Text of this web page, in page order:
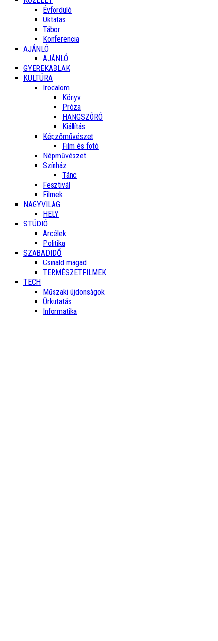
Évforduló
Oktatás
Tábor
Konferencia
AJÁNLÓ
AJÁNLÓ
GYEREKABLAK
KULTÚRA
Irodalom
Könyv
Próza
HANGSZÓRÓ
Kiállítás
Képzőművészet
Film és fotó
Népművészet
Színház
Tánc
Fesztivál
Filmek
NAGYVILÁG
HELY
STÚDIÓ
Arcélek
Politika
SZABADIDŐ
Csináld magad
TERMÉSZETFILMEK
TECH
Műszaki újdonságok
Űrkutatás
Informatika